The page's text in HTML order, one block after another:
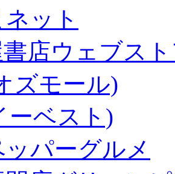
ット
店ウェブス
ズモール)
ーベスト)
パーグルメ